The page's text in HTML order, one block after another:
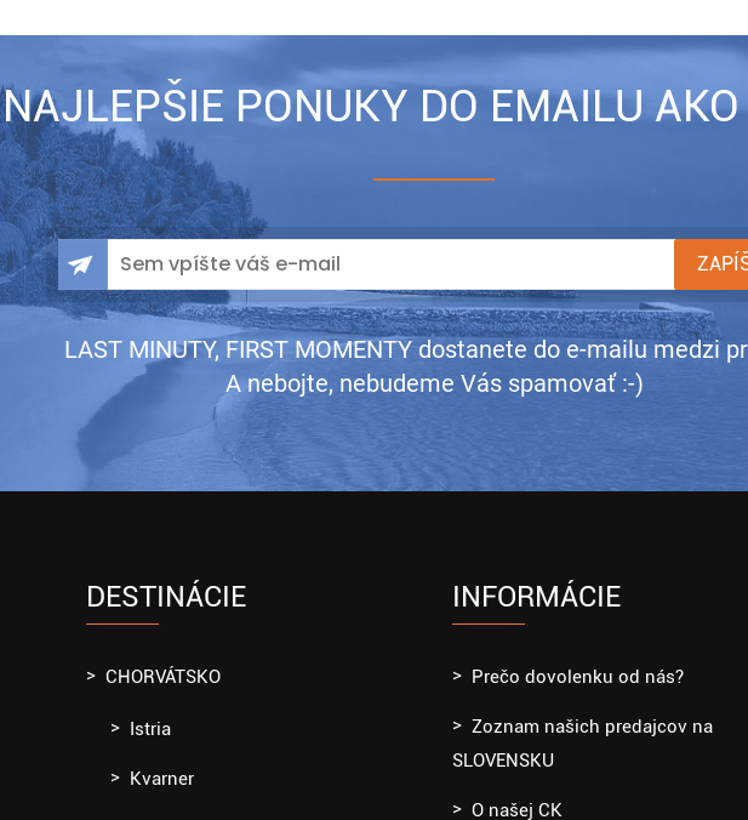
NAJLEPŠIE PONUKY DO EMAILU
LAST MINUTY, FIRST MOMENTY dostanete do e-mailu medzi
A nebojte, nebudeme Vás spamovať :-)
DESTINÁCIE
CHORVÁTSKO
Istria
Kvarner
INFORMÁCIE
Prečo dovolenku od nás?
Zoznam našich predajcov na
SLOVENSKU
O našej CK